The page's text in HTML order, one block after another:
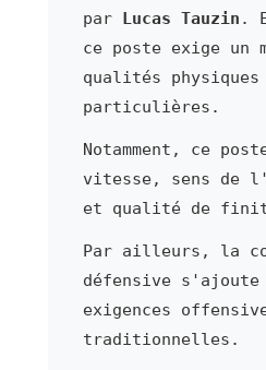
par Lucas Tauzin .
ce poste exige un
qualités
particulières.
Notamment, ce
vitesse, sens de
et qualité de
Par ailleurs, la
défensive s'ajoute
exigences
traditionnelles.